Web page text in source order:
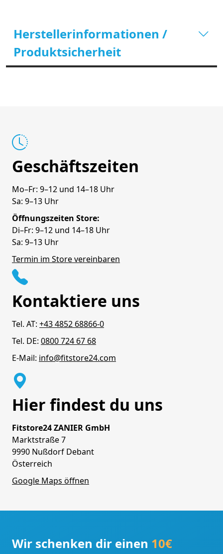
Herstellerinformationen /
Produktsicherheit
Geschäftszeiten
Mo–Fr: 9–12 und 14–18 Uhr
Sa: 9–13 Uhr
Öffnungszeiten Store:
Di–Fr: 9–12 und 14–18 Uhr
Sa: 9–13 Uhr
Termin im Store vereinbaren
Kontaktiere uns
Tel. AT: +43 4852 68866-0
Tel. DE: 0800 724 67 68
E-Mail: info@fitstore24.com
Hier findest du uns
Fitstore24 ZANIER GmbH
Marktstraße 7
9990 Nußdorf Debant
Österreich
Google Maps öffnen
Wir schenken dir einen 10€